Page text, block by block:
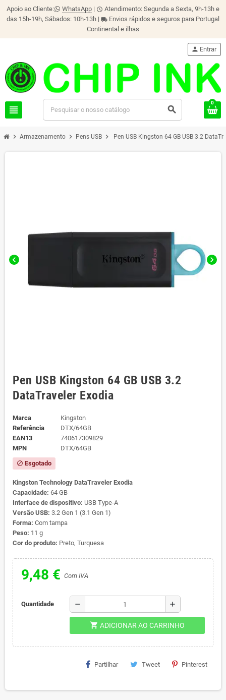
Apoio ao Cliente: WhatsApp | schedule Atendimento: Segunda a Sexta, 9h-13h e
das 15h-19h, Sábados: 10h-13h | local_shipping Envios rápidos e seguros para Portugal
Continental e ilhas
view_headline search
person Entrar
0
chevron_right Armazenamento chevron_right Pens USB chevron_right Pen USB Kingston 64 GB USB 3.2
chevron_left chevron_right
Pen USB Kingston 64 GB USB 3.2
DataTraveler Exodia
Marca
Kingston
Referência
DTX/64GB
EAN13
740617309829
MPN
DTX/64GB
block Esgotado
Kingston Technology DataTraveler Exodia
Capacidade: 64 GB
Interface de dispositivo: USB Type-A
Versão USB: 3.2 Gen 1 (3.1 Gen 1)
Forma: Com tampa
Peso: 11 g
Cor do produto: Preto, Turquesa
9,48 € Com IVA
Quantidade remove add
shopping_cart ADICIONAR AO CARRINHO
Partilhar Tweet Pinterest